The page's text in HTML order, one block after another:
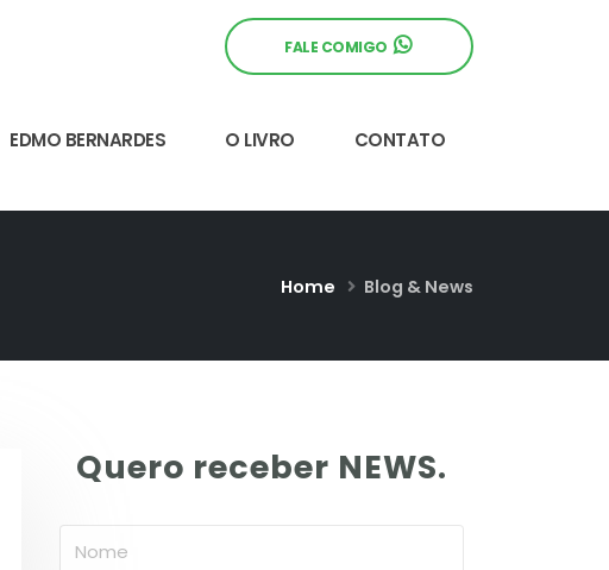
FALE COMIGO
EDMO BERNARDES O LIVRO CONTATO
Home Blog & News
Quero receber NEWS.